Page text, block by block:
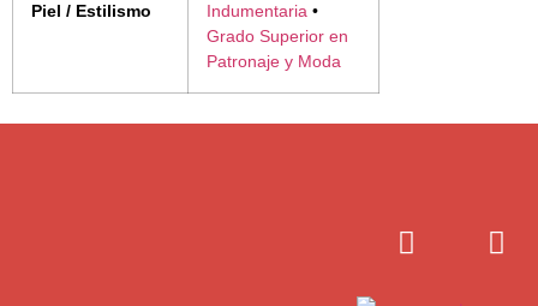
Piel / Estilismo
Indumentaria •
Grado Superior en
Patronaje y Moda